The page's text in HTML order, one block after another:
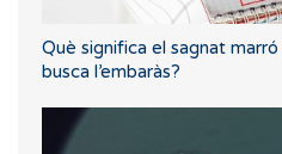
Què significa el sagnat
busca l’embaràs?